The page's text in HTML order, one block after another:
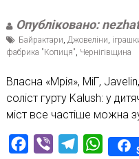
Опубліковано:
Байрактари Джовеліни
фабрика "Копиця" Чернігівщина
Власна «Мрія», МіГ,
соліст гурту Kalush: у
міст все частіше можна
Facebook
Viber Telegram